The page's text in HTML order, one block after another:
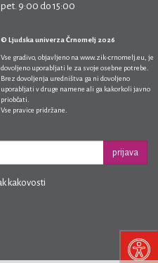
pet. 9:00 do 15:00
© Ljudska univerza Črnomelj 2026
Vse gradivo, objavljeno na www.zik-crnomelj.eu , je
dovoljeno uporabljati le za svoje osebne potrebe.
Brez dovoljenja uredništva ga ni dovoljeno
uporabljati v druge namene ali ga kakorkoli javno
priobčati.
Vse pravice pridržane.
prijava